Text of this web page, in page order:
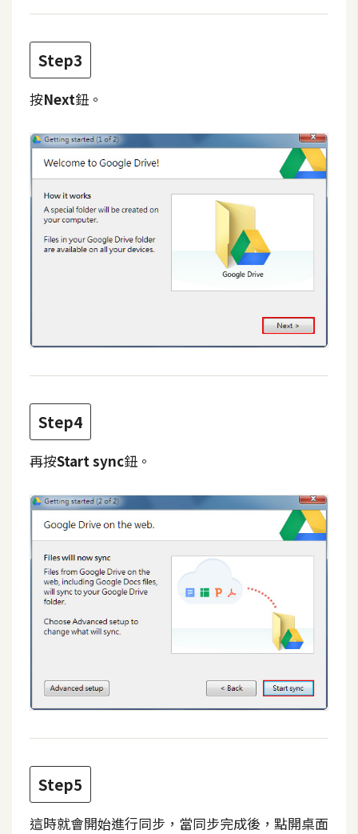
U
R
W
D
網
頁
後
端
P
D
k
e
伺
服
器
設
定
資
源
費
圖
免
費
版
Step3
按Next鈕。
Step4
再按Start sync鈕。
Step5
這時就會開始進行同步，當同步完成後，點開桌面